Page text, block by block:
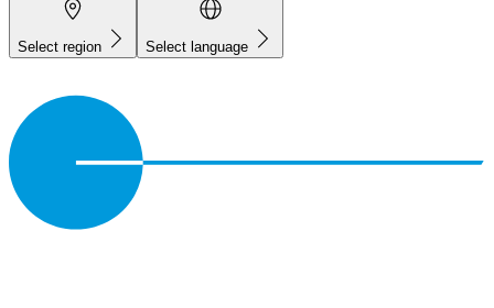
Select region Select language